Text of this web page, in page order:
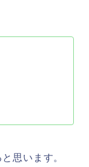
思います。